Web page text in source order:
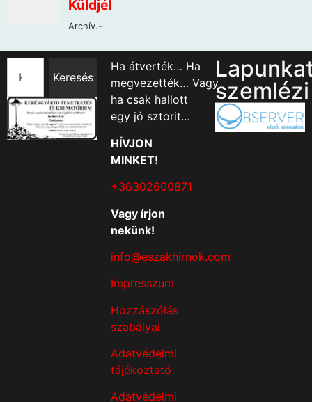
Keresés
Ha átverték… Ha
megvezették… Vagy
ha csak hallott
egy jó sztorit…
HÍVJON
MINKET!
+36302600871
Vagy írjon
nekünk!
info@eszakhirnok.com
Impresszum
Hozzászólás
szabályai
Adatvédelmi
tájékoztató
Adatvédelmi
szemlézi